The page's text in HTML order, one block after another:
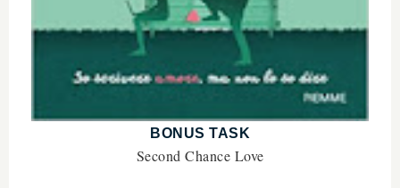
BONUS TASK
Second Chance Love